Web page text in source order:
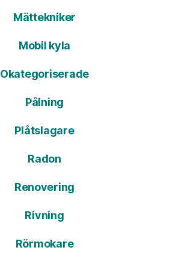
Mättekniker
Mobil kyla
Okategoriserade
Pålning
Plåtslagare
Radon
Renovering
Rivning
Rörmokare